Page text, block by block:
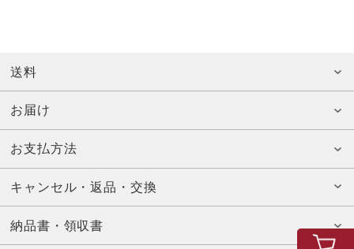
送料
お届け
お支払方法
キャンセル・返品・交換
納品書・領収書